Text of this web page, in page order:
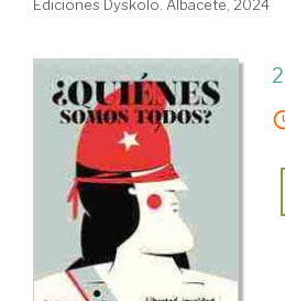
Ediciones Dyskolo. Albacete, 2024